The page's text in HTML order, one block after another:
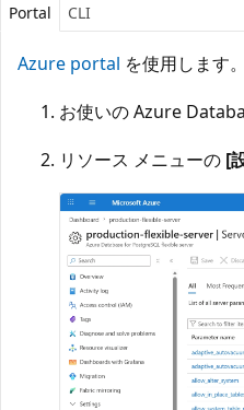
Portal CLI
Azure portal を使用します。
お使いの Azure
リソース メニューの [